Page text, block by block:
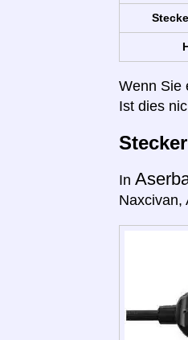
Wenn Sie
Ist dies
In
Naxcivan,